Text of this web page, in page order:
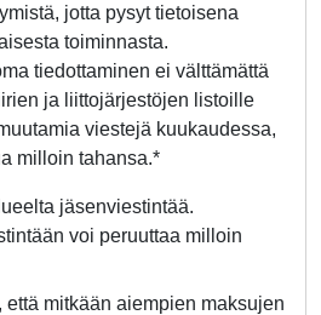
jotta pysyt tietoisena
toiminnasta.
tiedottaminen ei välttämättä
ja liittojärjestöjen listoille
viestejä kuukaudessa,
milloin tahansa.*
jäsenviestintää.
voi peruuttaa milloin
mitkään aiempien maksujen